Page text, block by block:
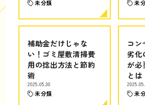
未分類 未
補助金だけじゃな
い！ゴミ屋敷清掃費
用の捻出方法と節約
術
2025.05.30
未分類
コン
劣化
が必
とは
未